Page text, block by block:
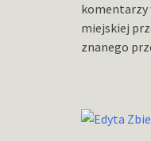
komentarzy
miejskiej
znanego